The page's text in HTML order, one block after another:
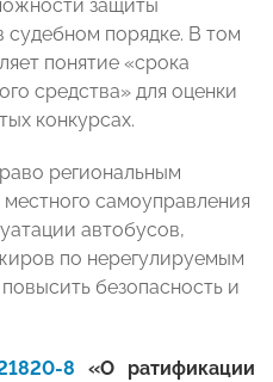
защиты
судебном порядке. В том
понятие «срока
средства» для оценки
конкурсах.
региональным
самоуправления
автобусов,
по нерегулируемым
безопасность и
8 «О ратификации